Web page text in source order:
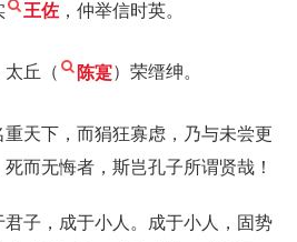
王佐 ，仲举信时英。
太丘（ 陈寔）荣缙绅。
天下，而狷狂寡虑，乃与未尝更
而无悔者，斯岂孔子所谓贤哉！
子，成于小人。成于小人，固势